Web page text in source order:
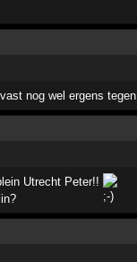
nog wel ergens tegen
Utrecht Peter!!